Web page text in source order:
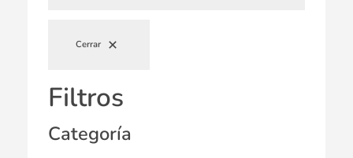
Cerrar
Filtros
Categoría